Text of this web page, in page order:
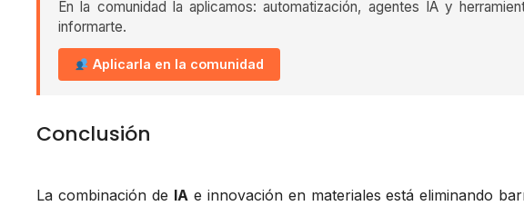
En la comunidad la aplicamos: automatización, agentes IA y
informarte.
Aplicarla en la comunidad
Conclusión
La combinación de IAe innovación en materiales está eliminando